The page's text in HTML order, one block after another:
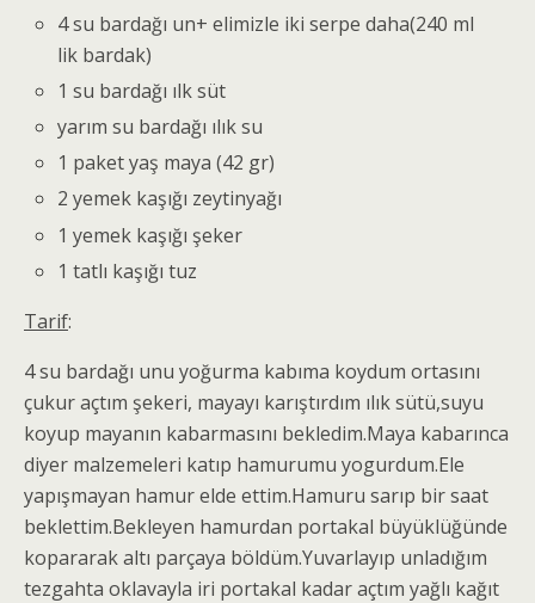
4 su bardağı un+ elimizle iki serpe daha(240 ml
lik bardak)
1 su bardağı ılk süt
yarım su bardağı ılık su
1 paket yaş maya (42 gr)
2 yemek kaşığı zeytinyağı
1 yemek kaşığı şeker
1 tatlı kaşığı tuz
Tarif:
4 su bardağı unu yoğurma kabıma koydum ortasını
çukur açtım şekeri, mayayı karıştırdım ılık sütü,suyu
koyup mayanın kabarmasını bekledim.Maya kabarınca
diyer malzemeleri katıp hamurumu yogurdum.Ele
yapışmayan hamur elde ettim.Hamuru sarıp bir saat
beklettim.Bekleyen hamurdan portakal büyüklüğünde
kopararak altı parçaya böldüm.Yuvarlayıp unladığım
tezgahta oklavayla iri portakal kadar açtım yağlı kağıt